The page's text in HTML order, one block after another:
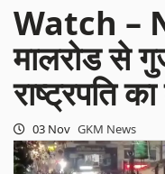
Watch –
मालरोड से
राष्ट्रपति
03 Nov GKM News